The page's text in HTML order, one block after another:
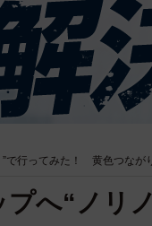
で行ってみた！ 黄色つなが
へ“ノリ